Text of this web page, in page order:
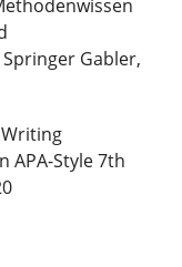
Gabler,
APA-Style 7th